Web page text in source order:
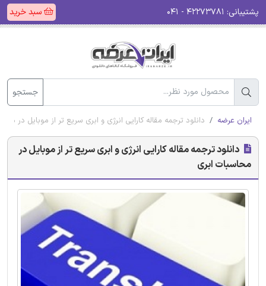
پشتیبانی: سبد خرید
جستجو
ایران عرضه دانلود ترجمه مقاله کارایی انرژی و ابری سریع تر از موبایل در
دانلود ترجمه مقاله کارایی انرژی و ابری سریع تر از موبایل در
محاسبات ابری